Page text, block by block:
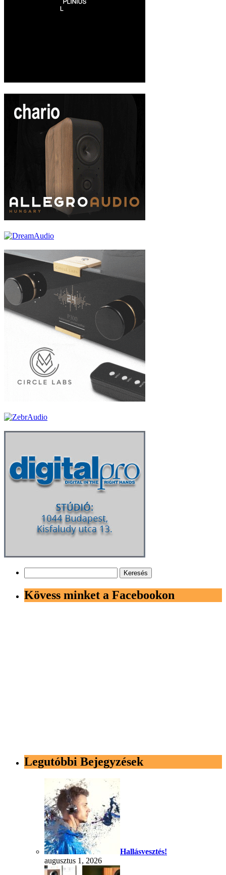
Kövess minket a Facebookon
Legutóbbi Bejegyzések
Hallásvesztés!
augusztus 1, 2026